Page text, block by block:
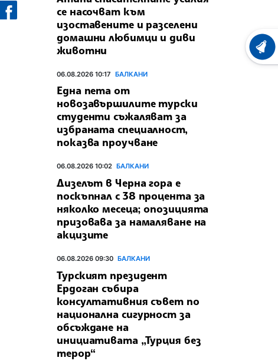
се насочват към
изоставените и разселени
домашни любимци и диви
животни
06.08.2026 10:17 БАЛКАНИ
Една пета от
новозавършилите турски
студенти съжаляват за
избраната специалност,
показва проучване
06.08.2026 10:02 БАЛКАНИ
Дизелът в Черна гора е
поскъпнал с 38 процента за
няколко месеца; опозицията
призовава за намаляване на
акцизите
06.08.2026 09:30 БАЛКАНИ
Турският президент
Ердоган събира
консултативния съвет по
национална сигурност за
обсъждане на
инициативата „Турция без
терор“